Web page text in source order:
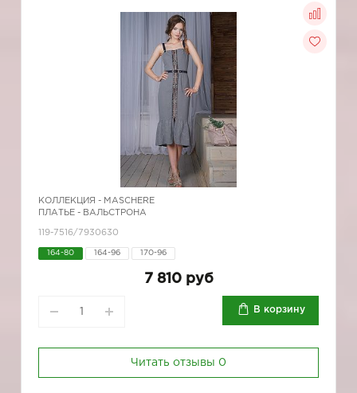
КОЛЛЕКЦИЯ - MASCHERE
ПЛАТЬЕ - ВАЛЬСТРОНА
119-7516/7930630
164-80 164-96 170-96
7 810 руб
В корзину
Читать отзывы 0